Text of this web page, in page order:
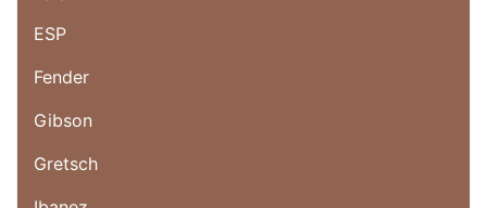
ESP
Fender
Gibson
Gretsch